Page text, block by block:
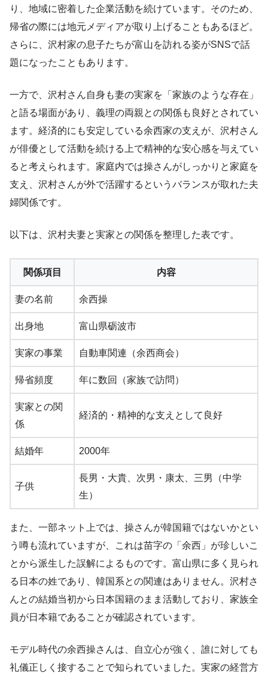
り、地域に密着した企業活動を続けています。そのため、
帰省の際には地元メディアが取り上げることもあるほど。
さらに、沢村家の息子たちが富山を訪れる姿がSNSで話
題になったこともあります。
一方で、沢村さん自身も妻の実家を「家族のような存在」
と語る場面があり、義理の両親との関係も良好とされてい
ます。経済的にも安定している余西家の支えが、沢村さん
が俳優として活動を続ける上で精神的な安心感を与えてい
ると考えられます。家庭内では操さんがしっかりと家庭を
支え、沢村さんが外で活躍するというバランスが取れた夫
婦関係です。
以下は、沢村夫妻と実家との関係を整理した表です。
関係項目 内容
妻の名前 余西操
出身地 富山県砺波市
実家の事業 自動車関連（余西商会）
帰省頻度 年に数回（家族で訪問）
実家との関
係
経済的・精神的な支えとして良好
結婚年 2000年
子供
長男・大貴、次男・康太、三男（中学
生）
また、一部ネット上では、操さんが韓国籍ではないかとい
う噂も流れていますが、これは苗字の「余西」が珍しいこ
とから派生した誤解によるものです。富山県に多く見られ
る日本の姓であり、韓国系との関連はありません。沢村さ
んとの結婚当初から日本国籍のまま活動しており、家族全
員が日本籍であることが確認されています。
モデル時代の余西操さんは、自立心が強く、誰に対しても
礼儀正しく接することで知られていました。実家の経営方